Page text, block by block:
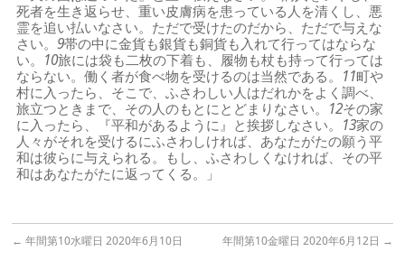
死者を生き返らせ、重い皮膚病を患っている人を清くし、悪
霊を追い払いなさい。ただで受けたのだから、ただで与えな
さい。9帯の中に金貨も銀貨も銅貨も入れて行ってはならな
い。 10旅には袋も二枚の下着も、履物も杖も持って行っては
ならない。働く者が食べ物を受けるのは当然である。 11町や
村に入ったら、そこで、ふさわしい人はだれかをよく調べ、
旅立つときまで、その人のもとにとどまりなさい。 12その家
に入ったら、『平和があるように』と挨拶しなさい。 13家の
人々がそれを受けるにふさわしければ、あなたがたの願う平
和は彼らに与えられる。もし、ふさわしくなければ、その平
和はあなたがたに返ってくる。」
← 年間第10水曜日 2020年6月10日 年間第10金曜日 2020年6月12日 →